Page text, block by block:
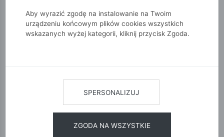
Aby wyrazić zgodę na instalowanie na Twoim
urządzeniu końcowym plików cookies wszystkich
wskazanych wyżej kategorii, kliknij przycisk Zgoda.
SPERSONALIZUJ
ZGODA NA WSZYSTKIE